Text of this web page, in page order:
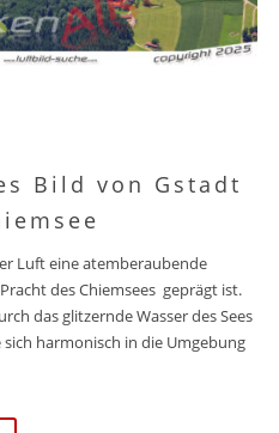
Bild von Gstadt
Luft eine atemberaubende
des Chiemsees geprägt ist.
das glitzernde Wasser des Sees
harmonisch in die Umgebung